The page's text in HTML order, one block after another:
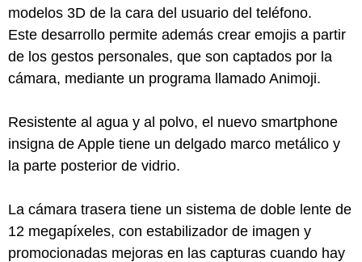
modelos 3D de la cara del usuario del teléfono.
Este desarrollo permite además crear emojis a partir
de los gestos personales, que son captados por la
cámara, mediante un programa llamado Animoji.
Resistente al agua y al polvo, el nuevo smartphone
insigna de Apple tiene un delgado marco metálico y
la parte posterior de vidrio.
La cámara trasera tiene un sistema de doble lente de
12 megapíxeles, con estabilizador de imagen y
promocionadas mejoras en las capturas cuando hay